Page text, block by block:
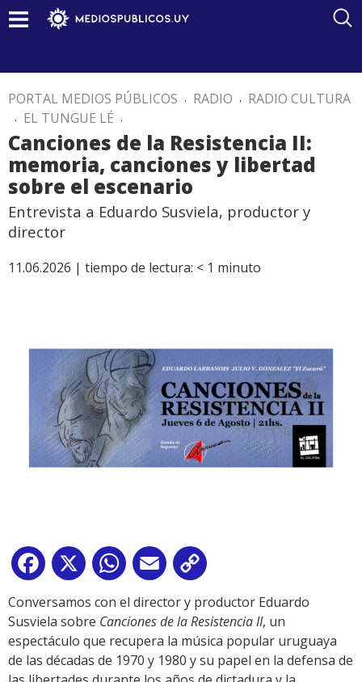
PORTAL MEDIOS PÚBLICOS . RADIO . RADIO CULTURA
. EL TUNGUE LÉ .
Canciones de la Resistencia II:
memoria, canciones y libertad
sobre el escenario
Entrevista a Eduardo Susviela, productor y
director
11.06.2026 | tiempo de lectura: < 1 minuto
Facebook
X WhatsApp
Email
Link
Conversamos con el director y productor Eduardo
Susviela sobre Canciones de la Resistencia II, un
espectáculo que recupera la música popular uruguaya
de las décadas de 1970 y 1980 y su papel en la defensa de